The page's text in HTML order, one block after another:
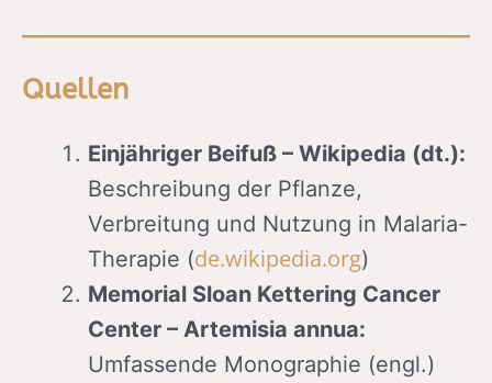
Quellen
Einjähriger Beifuß – Wikipedia (dt.):
Beschreibung der Pflanze,
Verbreitung und Nutzung in Malaria-
Therapie (de.wikipedia.org)
Memorial Sloan Kettering Cancer
Center – Artemisia annua:
Umfassende Monographie (engl.)